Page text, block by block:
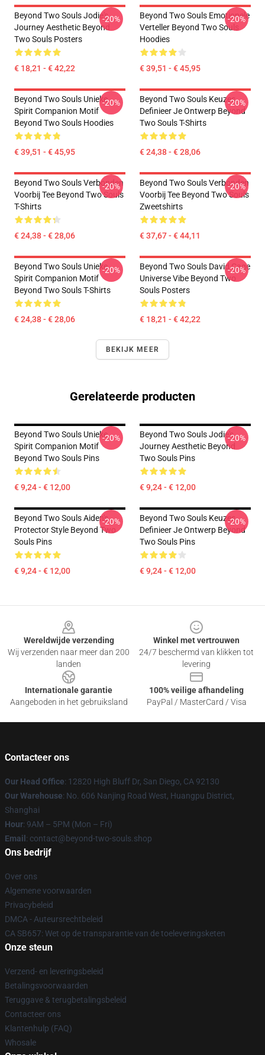
Beyond Two Souls Jodie's
Journey Aesthetic Beyond
Two Souls Posters
€ 18,21 - € 42,22
-20%
Beyond Two Souls Emotionele
Verteller Beyond Two Souls
Hoodies
€ 39,51 - € 45,95
-20%
Beyond Two Souls Unieke
Spirit Companion Motif
Beyond Two Souls Hoodies
€ 39,51 - € 45,95
-20%
Beyond Two Souls Keuzes
Definieer Je Ontwerp Beyond
Two Souls T-Shirts
€ 24,38 - € 28,06
-20%
Beyond Two Souls Verbonden
Voorbij Tee Beyond Two Souls
T-Shirts
€ 24,38 - € 28,06
-20%
Beyond Two Souls Verbonden
Voorbij Tee Beyond Two Souls
Zweetshirts
€ 37,67 - € 44,11
-20%
Beyond Two Souls Unieke
Spirit Companion Motif
Beyond Two Souls T-Shirts
€ 24,38 - € 28,06
-20%
Beyond Two Souls David Cage
Universe Vibe Beyond Two
Souls Posters
€ 18,21 - € 42,22
-20%
BEKIJK MEER
Gerelateerde producten
Beyond Two Souls Unieke
Spirit Companion Motif
Beyond Two Souls Pins
€ 9,24 - € 12,00
-20%
Beyond Two Souls Jodie's
Journey Aesthetic Beyond
Two Souls Pins
€ 9,24 - € 12,00
-20%
Beyond Two Souls Aiden's
Protector Style Beyond Two
Souls Pins
€ 9,24 - € 12,00
-20%
Beyond Two Souls Keuzes
Definieer Je Ontwerp Beyond
Two Souls Pins
€ 9,24 - € 12,00
-20%
Wereldwijde verzending
Wij verzenden naar meer dan 200
landen
Winkel met vertrouwen
24/7 beschermd van klikken tot
levering
Internationale garantie
Aangeboden in het gebruiksland
100% veilige afhandeling
PayPal / MasterCard / Visa
Contacteer ons
Our Head Office: 12820 High Bluff Dr, San Diego, CA 92130
Our Warehouse: No. 606 Nanjing Road West, Huangpu District,
Shanghai
Hour: 9AM – 5PM (Mon – Fri)
Email : contact@beyond-two-souls.shop
Ons bedrijf
Over ons
Algemene voorwaarden
Privacybeleid
DMCA - Auteursrechtbeleid
CA SB657: Wet op de transparantie van de toeleveringsketen
Onze steun
Verzend- en leveringsbeleid
Betalingsvoorwaarden
Teruggave & terugbetalingsbeleid
Contacteer ons
Klantenhulp (FAQ)
Whosale